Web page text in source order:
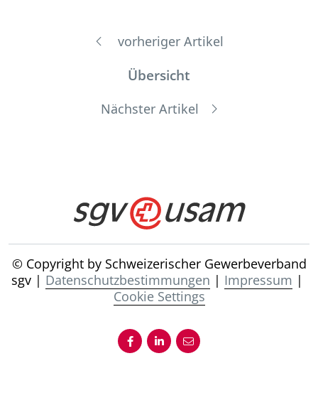
vorheriger Artikel
Übersicht
Nächster Artikel
© Copyright by Schweizerischer Gewerbeverband
sgv | Datenschutzbestimmungen | Impressum |
Cookie Settings